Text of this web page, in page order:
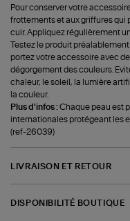
Pour conserver votre
frottements et aux griffures qui
cuir. Appliquez régulièrement
Testez le produit
portez votre accessoire avec
dégorgement des couleurs.
chaleur, le soleil, la lumière
la couleur.
Plus d'infos :Chaque peau est
internationales protégeant les
(ref-26039)
LIVRAISON ET RETOUR
DISPONIBILITÉ BOUTIQUE